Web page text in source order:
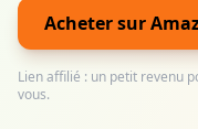
Acheter sur
Lien affilié : un petit revenu
vous.